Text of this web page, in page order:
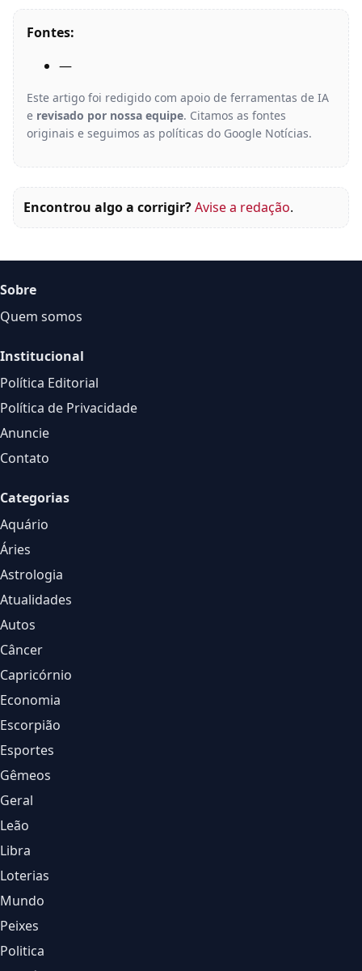
Fontes:
—
Este artigo foi redigido com apoio de ferramentas de IA
e revisado por nossa equipe. Citamos as fontes
originais e seguimos as políticas do Google Notícias.
Encontrou algo a corrigir?Avise a redação.
Sobre
Quem somos
Institucional
Política Editorial
Política de Privacidade
Anuncie
Contato
Categorias
Aquário
Áries
Astrologia
Atualidades
Autos
Câncer
Capricórnio
Economia
Escorpião
Esportes
Gêmeos
Geral
Leão
Libra
Loterias
Mundo
Peixes
Politica